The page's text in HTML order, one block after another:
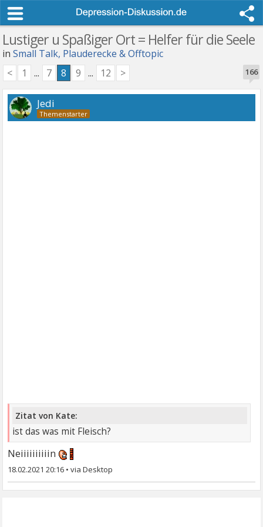
Lustiger u Spaßiger Ort = Helfer für die Seele
inSmall Talk, Plauderecke & Offtopic
166
< 1 ... 7 8 9 ... 12 >
Jedi
Zitat von Kate:
ist das was mit Fleisch?
Neiiiiiiiiiin
18.02.2021 20:16 •